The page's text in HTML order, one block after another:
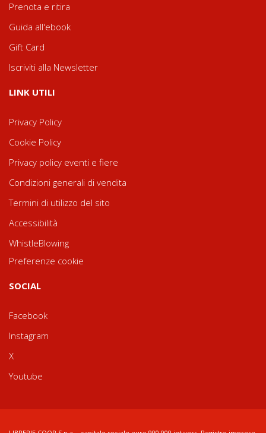
Prenota e ritira
Guida all'ebook
Gift Card
Iscriviti alla Newsletter
LINK UTILI
Privacy Policy
Cookie Policy
Privacy policy eventi e fiere
Condizioni generali di vendita
Termini di utilizzo del sito
Accessibilità
WhistleBlowing
Preferenze cookie
SOCIAL
Facebook
Instagram
X
Youtube